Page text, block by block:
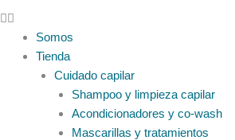
Somos
Tienda
Cuidado capilar
Shampoo y limpieza capilar
Acondicionadores y co-wash
Mascarillas y tratamientos